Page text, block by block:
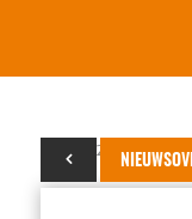
05 juni 2019